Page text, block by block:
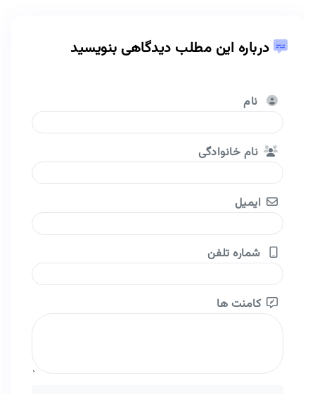
درباره این مطلب دیدگاهی بنویسید
نام
نام خانوادگی
ایمیل
شماره تلفن
کامنت ها